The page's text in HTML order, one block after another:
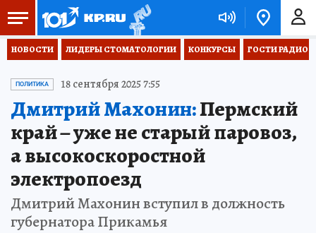
НОВОСТИ ЛИДЕРЫ СТОМАТОЛОГИИ КОНКУРСЫ ГОСТИ РАДИО
ПОЛИТИКА 18 сентября 2025 7:55
Дмитрий Махонин:Пермский
край – уже не старый паровоз,
а высокоскоростной
электропоезд
Дмитрий Махонин вступил в должность
губернатора Прикамья